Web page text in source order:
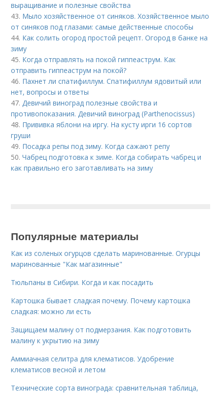
выращивание и полезные свойства
43. Мыло хозяйственное от синяков. Хозяйственное мыло
от синяков под глазами: самые действенные способы
44. Как солить огород простой рецепт. Огород в банке на
зиму
45. Когда отправлять на покой гиппеаструм. Как
отправить гиппеаструм на покой?
46. Пахнет ли спатифиллум. Спатифиллум ядовитый или
нет, вопросы и ответы
47.Девичий виноград полезные свойства и
противопоказания. Девичий виноград (Parthenocissus)
48. Прививка яблони на иргу. На кусту ирги 16 сортов
груши
49. Посадка репы под зиму. Когда сажают репу
50.Чабрец подготовка к зиме. Когда собирать чабрец и
как правильно его заготавливать на зиму
Популярные материалы
Как из соленых огурцов сделать маринованные. Огурцы
маринованные "Как магазинные"
Тюльпаны в Сибири. Когда и как посадить
Картошка бывает сладкая почему. Почему картошка
сладкая: можно ли есть
Защищаем малину от подмерзания. Как подготовить
малину к укрытию на зиму
Аммиачная селитра для клематисов. Удобрение
клематисов весной и летом
Технические сорта винограда: сравнительная таблица,